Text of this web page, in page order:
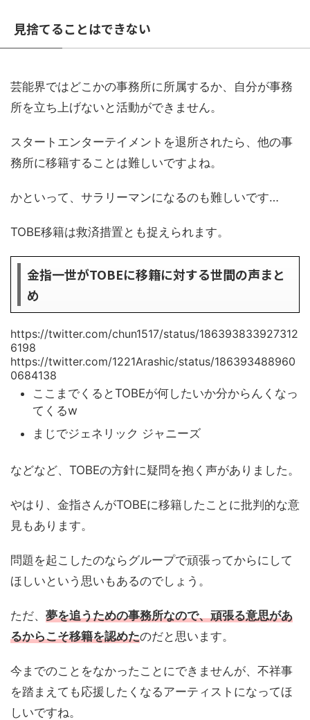
見捨てることはできない
芸能界ではどこかの事務所に所属するか、自分が事務
所を立ち上げないと活動ができません。
スタートエンターテイメントを退所されたら、他の事
務所に移籍することは難しいですよね。
かといって、サラリーマンになるのも難しいです…
TOBE移籍は救済措置とも捉えられます。
金指一世がTOBEに移籍に対する世間の声まと
め
https://twitter.com/chun1517/status/186393833927312
6198
https://twitter.com/1221Arashic/status/186393488960
0684138
ここまでくるとTOBEが何したいか分からんくなっ
てくるw
まじでジェネリック ジャニーズ
などなど、TOBEの方針に疑問を抱く声がありました。
やはり、金指さんがTOBEに移籍したことに批判的な意
見もあります。
問題を起こしたのならグループで頑張ってからにして
ほしいという思いもあるのでしょう。
ただ、 夢を追うための事務所なので、頑張る意思があ
るからこそ移籍を認めたのだと思います。
今までのことをなかったことにできませんが、不祥事
を踏まえても応援したくなるアーティストになってほ
しいですね。